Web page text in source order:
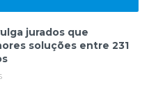
jurados que
soluções entre 231